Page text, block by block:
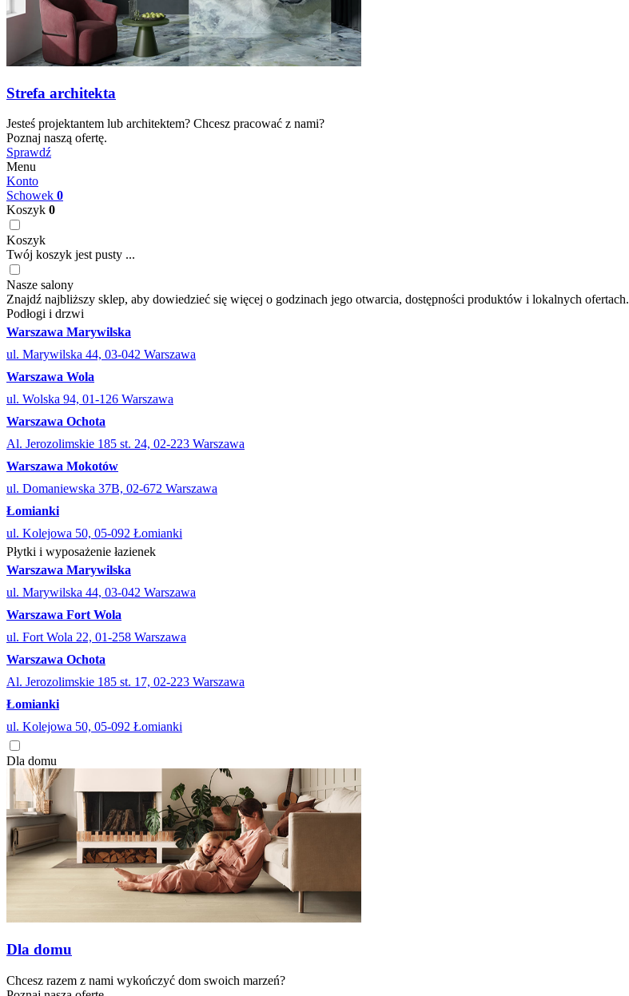
Strefa architekta
Jesteś projektantem lub architektem? Chcesz pracować z nami?
Poznaj naszą ofertę.
Sprawdź
Menu
Konto
Schowek 0
Koszyk 0
Koszyk
Twój koszyk jest pusty ...
Nasze salony
Znajdź najbliższy sklep, aby dowiedzieć się więcej o godzinach jego otwarcia, dostępności produktów i lokalnych ofertach.
Podłogi i drzwi
Warszawa Marywilska
ul. Marywilska 44, 03-042 Warszawa
Warszawa Wola
ul. Wolska 94, 01-126 Warszawa
Warszawa Ochota
Al. Jerozolimskie 185 st. 24, 02-223 Warszawa
Warszawa Mokotów
ul. Domaniewska 37B, 02-672 Warszawa
Łomianki
ul. Kolejowa 50, 05-092 Łomianki
Płytki i wyposażenie łazienek
Warszawa Marywilska
ul. Marywilska 44, 03-042 Warszawa
Warszawa Fort Wola
ul. Fort Wola 22, 01-258 Warszawa
Warszawa Ochota
Al. Jerozolimskie 185 st. 17, 02-223 Warszawa
Łomianki
ul. Kolejowa 50, 05-092 Łomianki
Dla domu
Dla domu
Chcesz razem z nami wykończyć dom swoich marzeń?